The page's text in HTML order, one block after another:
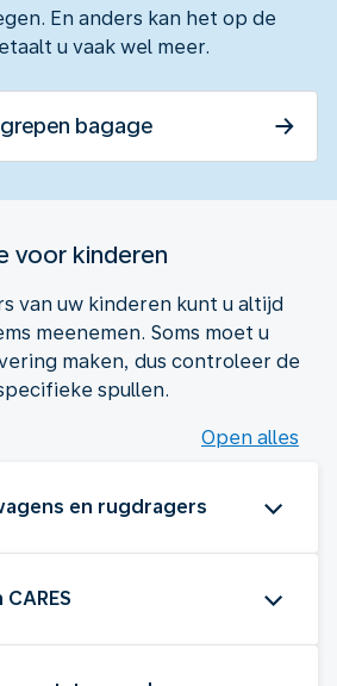
En anders kan het op de
u vaak wel meer.
bagage
voor kinderen
van uw kinderen kunt u altijd
meenemen. Soms moet u
maken, dus controleer de
spullen.
Open alles
en rugdragers